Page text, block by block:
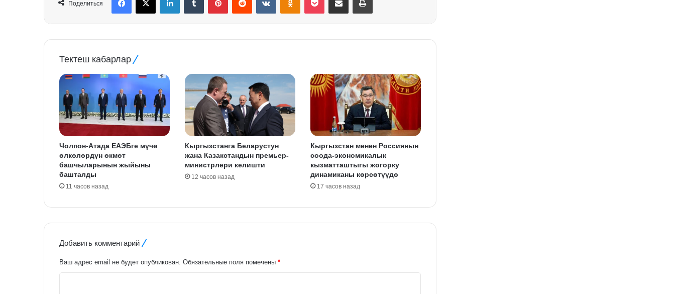
Поделиться
Тектеш кабарлар
Чолпон-Атада ЕАЭБге мүчө
өлкөлөрдүн өкмөт
башчыларынын жыйыны
башталды
11 часов назад
Кыргызстанга Беларустун
жана Казакстандын премьер-
министрлери келишти
12 часов назад
Кыргызстан менен Россиянын
соода-экономикалык
кызматташтыгы жогорку
динамиканы көрсөтүүдө
17 часов назад
Добавить комментарий
Ваш адрес email не будет опубликован. Обязательные поля помечены *